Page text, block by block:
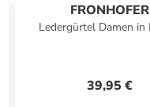
FRONHOFER
Ledergürtel Damen in
39,95 €